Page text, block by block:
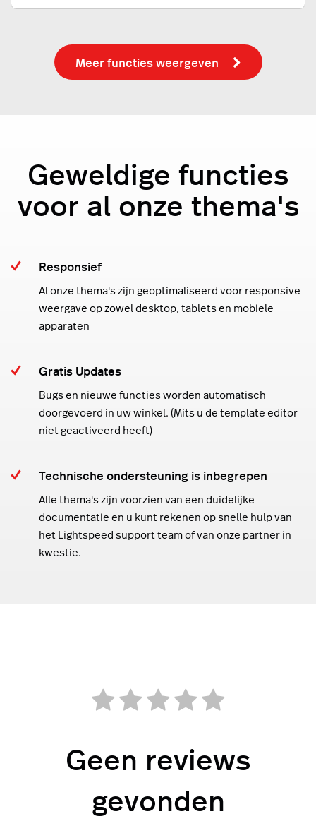
Meer functies weergeven
Geweldige functies
voor al onze thema's
Responsief
Al onze thema's zijn geoptimaliseerd voor responsive
weergave op zowel desktop, tablets en mobiele
apparaten
Gratis Updates
Bugs en nieuwe functies worden automatisch
doorgevoerd in uw winkel. (Mits u de template editor
niet geactiveerd heeft)
Technische ondersteuning is inbegrepen
Alle thema's zijn voorzien van een duidelijke
documentatie en u kunt rekenen op snelle hulp van
het Lightspeed support team of van onze partner in
kwestie.
Geen reviews
gevonden